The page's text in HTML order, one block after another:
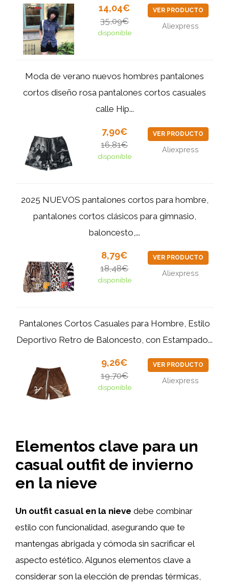
14,04€
35,09€
disponible
VER PRODUCTO
Aliexpress
Moda de verano nuevos hombres pantalones
cortos diseño rosa pantalones cortos casuales
calle Hip...
7,90€
16,81€
disponible
VER PRODUCTO
Aliexpress
2025 NUEVOS pantalones cortos para hombre,
pantalones cortos clásicos para gimnasio,
baloncesto,...
8,79€
18,48€
disponible
VER PRODUCTO
Aliexpress
Pantalones Cortos Casuales para Hombre, Estilo
Deportivo Retro de Baloncesto, con Estampado...
9,26€
19,70€
disponible
VER PRODUCTO
Aliexpress
Elementos clave para un
casual outfit de invierno
en la nieve
Un outfit casual en la nieve debe combinar
estilo con funcionalidad, asegurando que te
mantengas abrigada y cómoda sin sacrificar el
aspecto estético. Algunos elementos clave a
considerar son la elección de prendas térmicas,